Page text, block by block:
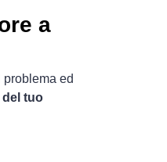
a
problema ed
tuo